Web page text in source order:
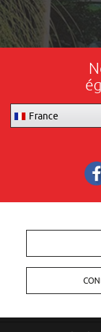
France